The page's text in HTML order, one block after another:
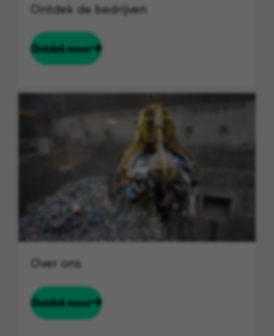
Ontdek de bedrijven
Ontdek meer
Over ons
Ontdek meer